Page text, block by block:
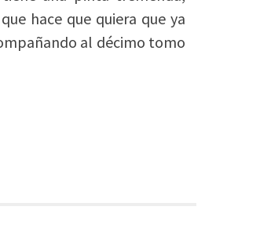
hace que quiera que ya
al décimo tomo